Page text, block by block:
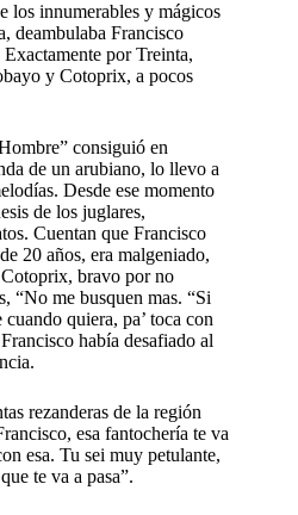
los innumerables y mágicos
deambulaba Francisco
por Treinta,
y Cotoprix, a pocos
consiguió en
de un arubiano, lo llevo a
Desde ese momento
de los juglares,
Cuentan que Francisco
20 años, era malgeniado,
bravo por no
“No me busquen mas. “Si
quiera, pa’ toca con
había desafiado al
rezanderas de la región
esa fantochería te va
esa. Tu sei muy petulante,
te va a pasa”.